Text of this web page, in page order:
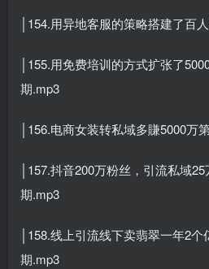
│154.用异地客服的策略搭建了百
│155.用免费培训的方式扩张了
期.mp3
│156.电商女装转私域多賺5000万
│157.抖音200万粉丝，引流私域
期.mp3
│158.线上引流线下卖翡翠一年2
期.mp3